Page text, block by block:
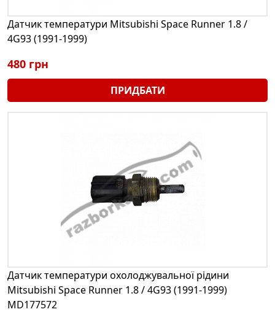
Датчик температури Mitsubishi Space Runner 1.8 /
4G93 (1991-1999)
480 грн
ПРИДБАТИ
Датчик температури охолоджувальної рідини
Mitsubishi Space Runner 1.8 / 4G93 (1991-1999)
MD177572